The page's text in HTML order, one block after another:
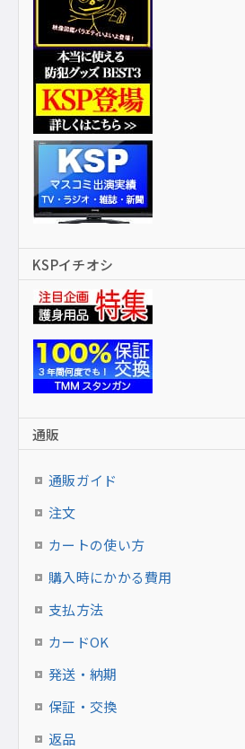
KSPイチオシ
通販
通販ガイド
注文
カートの使い方
購入時にかかる費用
支払方法
カードOK
発送・納期
保証・交換
返品